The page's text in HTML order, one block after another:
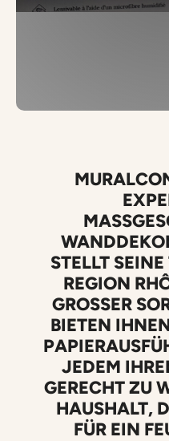
TELLT SEINE
EGION
ROSSER
ETEN IHNEN
DEM IHRER
RECHT ZU
USHALT,
R EIN